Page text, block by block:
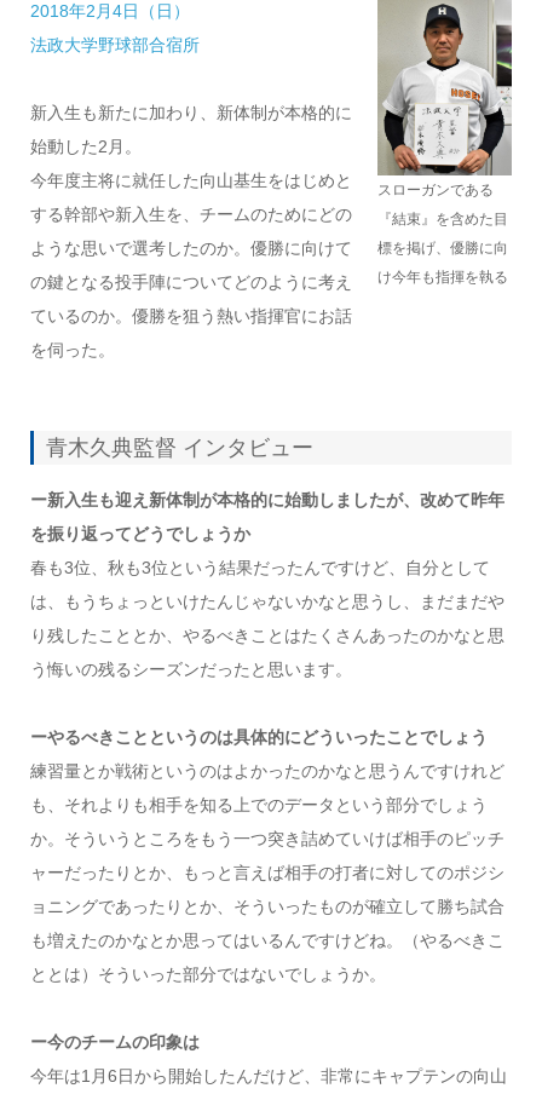
2018年2月4日（日）
法政大学野球部合宿所
新入生も新たに加わり、新体制が本格的に
始動した2月。
今年度主将に就任した向山基生をはじめと
する幹部や新入生を、チームのためにどの
ような思いで選考したのか。優勝に向けて
の鍵となる投手陣についてどのように考え
ているのか。優勝を狙う熱い指揮官にお話
を伺った。
スローガンである
『結束』を含めた目
標を掲げ、優勝に向
け今年も指揮を執る
青木久典監督 インタビュー
ー新入生も迎え新体制が本格的に始動しましたが、改めて昨年
を振り返ってどうでしょうか
春も3位、秋も3位という結果だったんですけど、自分として
は、もうちょっといけたんじゃないかなと思うし、まだまだや
り残したこととか、やるべきことはたくさんあったのかなと思
う悔いの残るシーズンだったと思います。
ーやるべきことというのは具体的にどういったことでしょう
練習量とか戦術というのはよかったのかなと思うんですけれど
も、それよりも相手を知る上でのデータという部分でしょう
か。そういうところをもう一つ突き詰めていけば相手のピッチ
ャーだったりとか、もっと言えば相手の打者に対してのポジシ
ョニングであったりとか、そういったものが確立して勝ち試合
も増えたのかなとか思ってはいるんですけどね。（やるべきこ
ととは）そういった部分ではないでしょうか。
ー今のチームの印象は
今年は1月6日から開始したんだけど、非常にキャプテンの向山